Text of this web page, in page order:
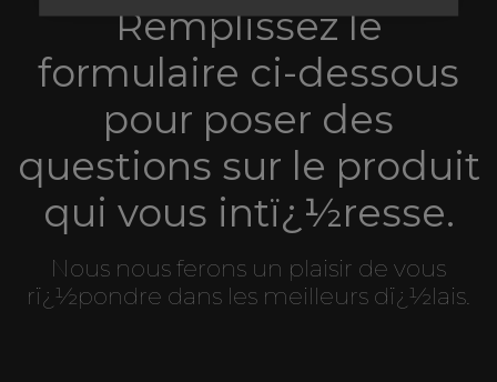
Remplissez le
formulaire ci-dessous
pour poser des
questions sur le produit
qui vous intï¿½resse.
Nous nous ferons un plaisir de vous
rï¿½pondre dans les meilleurs dï¿½lais.